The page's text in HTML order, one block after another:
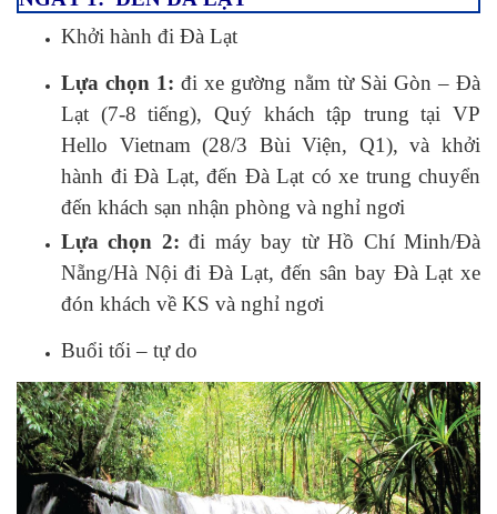
Khởi hành đi Đà Lạt
Lựa chọn 1: đi xe gường nằm từ Sài Gòn – Đà
Lạt (7-8 tiếng), Quý khách tập trung tại VP
Hello Vietnam (28/3 Bùi Viện, Q1), và khởi
hành đi Đà Lạt, đến Đà Lạt có xe trung chuyển
đến khách sạn nhận phòng và nghỉ ngơi
Lựa chọn 2: đi máy bay từ Hồ Chí Minh/Đà
Nẵng/Hà Nội đi Đà Lạt, đến sân bay Đà Lạt xe
đón khách về KS và nghỉ ngơi
Buổi tối – tự do